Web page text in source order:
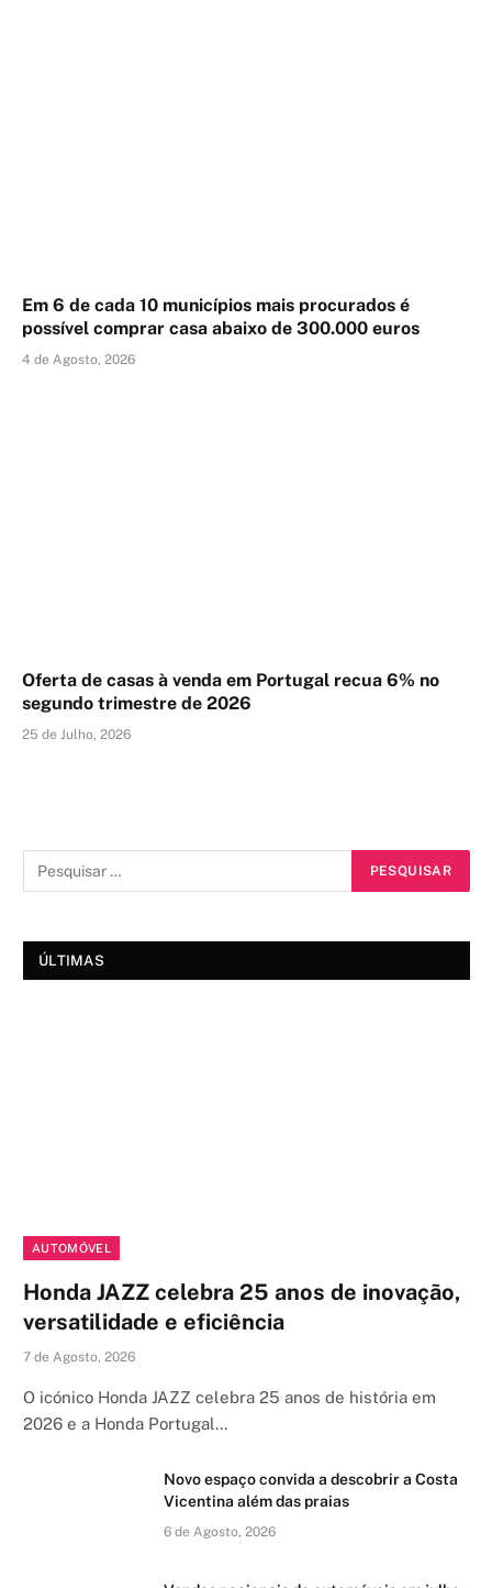
Em 6 de cada 10 municípios mais procurados é
possível comprar casa abaixo de 300.000 euros
4 de Agosto, 2026
Oferta de casas à venda em Portugal recua 6% no
segundo trimestre de 2026
25 de Julho, 2026
ÚLTIMAS
AUTOMÓVEL
Honda JAZZ celebra 25 anos de inovação,
versatilidade e eficiência
7 de Agosto, 2026
O icónico Honda JAZZ celebra 25 anos de história em
2026 e a Honda Portugal…
Novo espaço convida a descobrir a Costa
Vicentina além das praias
6 de Agosto, 2026